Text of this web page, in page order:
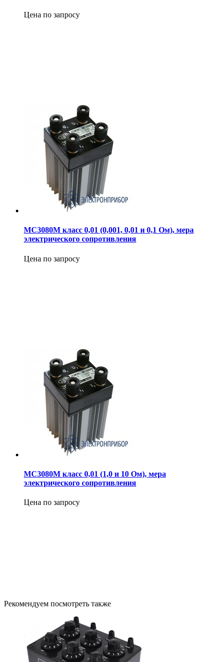
Цена по запросу
МС3080М класс 0,01 (0,001, 0,01 и 0,1 Ом), мера
электрического сопротивления
Цена по запросу
МС3080М класс 0,01 (1,0 и 10 Ом), мера
электрического сопротивления
Цена по запросу
Рекомендуем посмотреть также